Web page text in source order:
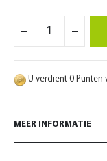
U verdient 0 Punten
MEER INFORMATIE